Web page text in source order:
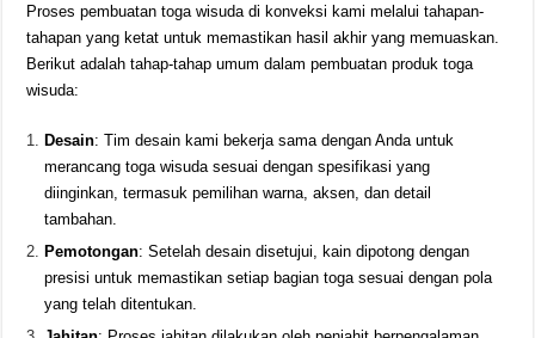
Proses pembuatan toga wisuda di konveksi kami melalui tahapan-
tahapan yang ketat untuk memastikan hasil akhir yang memuaskan.
Berikut adalah tahap-tahap umum dalam pembuatan produk toga
wisuda:
Desain: Tim desain kami bekerja sama dengan Anda untuk
merancang toga wisuda sesuai dengan spesifikasi yang
diinginkan, termasuk pemilihan warna, aksen, dan detail
tambahan.
Pemotongan: Setelah desain disetujui, kain dipotong dengan
presisi untuk memastikan setiap bagian toga sesuai dengan pola
yang telah ditentukan.